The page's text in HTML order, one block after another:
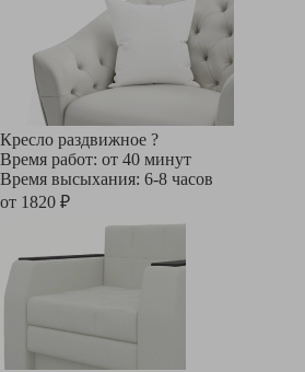
Кресло раздвижное ?
Время работ: от 40 минут
Время высыхания: 6-8 часов
от 1820 ₽